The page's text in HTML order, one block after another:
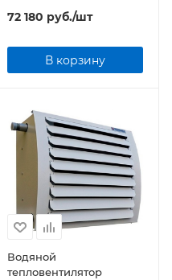
КЭВ-86T4W2 серии TW
72 180 руб./шт
В корзину
Водяной
тепловентилятор